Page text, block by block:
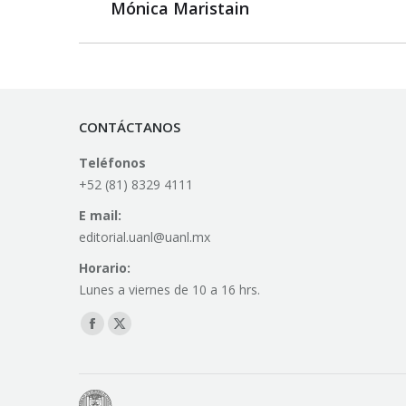
post:
Mónica Maristain
CONTÁCTANOS
Teléfonos
+52 (81) 8329 4111
E mail:
editorial.uanl@uanl.mx
Horario:
Lunes a viernes de 10 a 16 hrs.
Find us on:
Facebook
X